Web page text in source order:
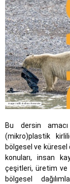
Bu dersin
(mikro)plastik
bölgesel ve
konuları, insan
çeşitleri, üretim ve
bölgesel